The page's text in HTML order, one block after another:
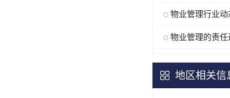
物业管理的责任
地区相关信